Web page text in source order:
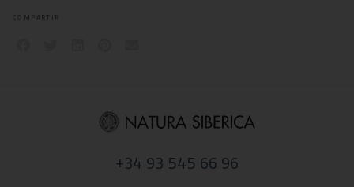
COMPARTIR
+34 93 545 66 96